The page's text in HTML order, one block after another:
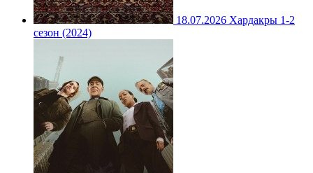
18.07.2026 Хардакры 1-2
сезон (2024)